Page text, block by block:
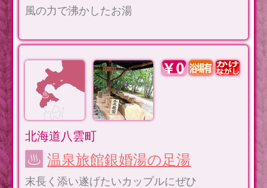
風の力で沸かしたお湯
北海道八雲町
温泉旅館銀婚湯の足湯
末長く添い遂げたいカップルにぜひ